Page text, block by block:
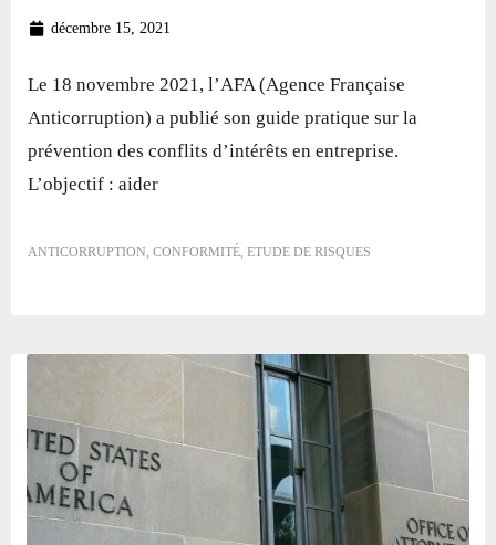
décembre 15, 2021
Le 18 novembre 2021, l’AFA (Agence Française
Anticorruption) a publié son guide pratique sur la
prévention des conflits d’intérêts en entreprise.
L’objectif : aider
ANTICORRUPTION, CONFORMITÉ, ETUDE DE RISQUES